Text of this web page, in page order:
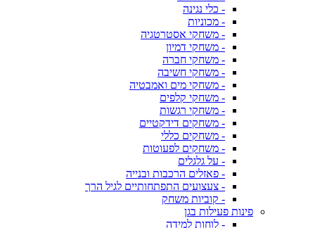
- כלי נגינה
- מכוניות
- משחקי אסטרטגיה
- משחקי דמיון
- משחקי חברה
- משחקי חשיבה
- משחקי מים ואמבטיה
- משחקי קלפים
- משחקי רגשות
- משחקים דידקטיים
- משחקים כללי
- משחקים לפעוטות
- על גלגלים
- פאזלים הרכבות ובנייה
- צעצועים התפתחותיים לגיל הרך
- קוביות משחק
פינות פעילות בגן
- לוחות למידה